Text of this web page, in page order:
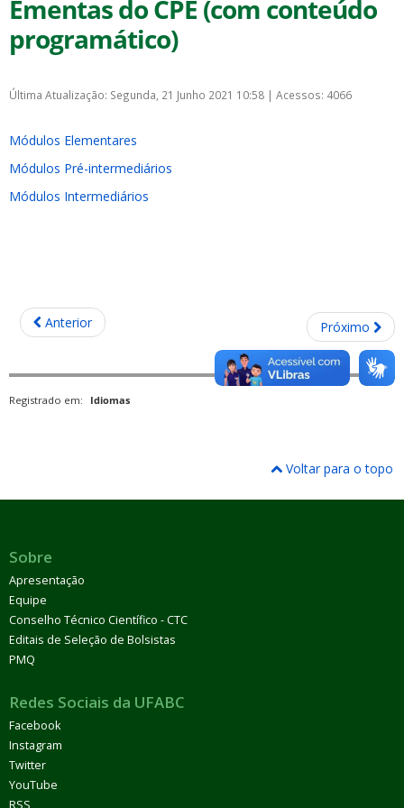
Ementas do CPE (com conteúdo
programático)
Última Atualização: Segunda, 21 Junho 2021 10:58 | Acessos: 4066
Módulos Elementares
Módulos Pré-intermediários
Módulos Intermediários
Anterior Próximo
Registrado em: Idiomas
Voltar para o topo
Sobre
Apresentação
Equipe
Conselho Técnico Científico - CTC
Editais de Seleção de Bolsistas
PMQ
Redes Sociais da UFABC
Facebook
Instagram
Twitter
YouTube